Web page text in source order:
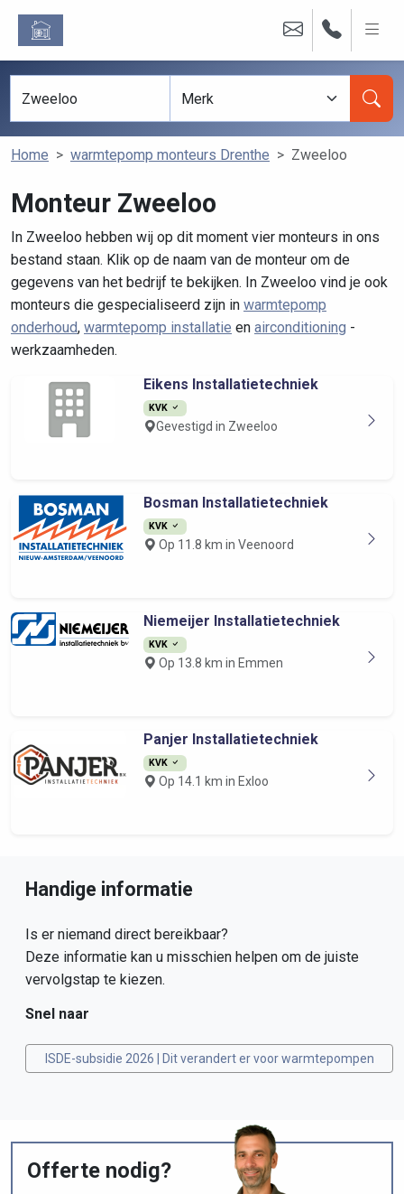
Home warmtepomp monteurs Drenthe Zweeloo
Monteur Zweeloo
In Zweeloo hebben wij op dit moment vier monteurs in ons
bestand staan. Klik op de naam van de monteur om de
gegevens van het bedrijf te bekijken. In Zweeloo vind je ook
monteurs die gespecialiseerd zijn in warmtepomp
onderhoud, warmtepomp installatie en airconditioning -
werkzaamheden.
Eikens Installatietechniek
KVK
Gevestigd in Zweeloo
Bosman Installatietechniek
KVK
Op 11.8 km in Veenoord
Niemeijer Installatietechniek
KVK
Op 13.8 km in Emmen
Panjer Installatietechniek
KVK
Op 14.1 km in Exloo
Handige informatie
Is er niemand direct bereikbaar?
Deze informatie kan u misschien helpen om de juiste
vervolgstap te kiezen.
Snel naar
ISDE-subsidie 2026 | Dit verandert er voor warmtepompen
Offerte nodig?